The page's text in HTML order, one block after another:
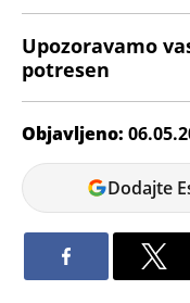
Upozoravamo
potresen
Objavljeno:
Milan
Raković
Dodajte